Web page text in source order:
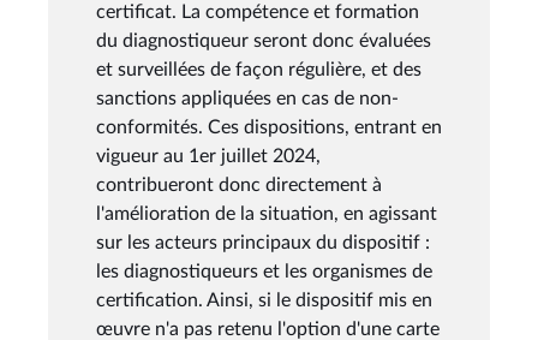
certificat. La compétence et formation
du diagnostiqueur seront donc évaluées
et surveillées de façon régulière, et des
sanctions appliquées en cas de non-
conformités. Ces dispositions, entrant en
vigueur au 1er juillet 2024,
contribueront donc directement à
l'amélioration de la situation, en agissant
sur les acteurs principaux du dispositif :
les diagnostiqueurs et les organismes de
certification. Ainsi, si le dispositif mis en
œuvre n'a pas retenu l'option d'une carte